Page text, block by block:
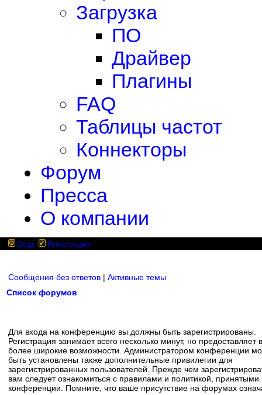
Загрузка
ПО
Драйвер
Плагины
FAQ
Таблицы частот
Коннекторы
Форум
Пресса
О компании
Вход Регистрация
Сообщения без ответов | Активные темы
Список форумов
Для входа на конференцию вы должны быть зарегистрированы.
Регистрация занимает всего несколько минут, но предоставляет
более широкие возможности. Администратором конференции
быть установлены также дополнительные привилегии для
зарегистрированных пользователей. Прежде чем
вам следует ознакомиться с правилами и политикой, принятыми
конференции. Помните, что ваше присутствие на форумах